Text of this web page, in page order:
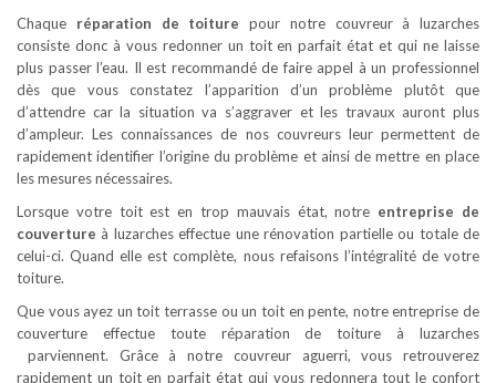
Chaque réparation de toiture pour notre couvreur à luzarches
consiste donc à vous redonner un toit en parfait état et qui ne laisse
plus passer l’eau. Il est recommandé de faire appel à un professionnel
dès que vous constatez l’apparition d’un problème plutôt que
d’attendre car la situation va s’aggraver et les travaux auront plus
d’ampleur. Les connaissances de nos couvreurs leur permettent de
rapidement identifier l’origine du problème et ainsi de mettre en place
les mesures nécessaires.
Lorsque votre toit est en trop mauvais état, notre entreprise de
couverture à luzarches effectue une rénovation partielle ou totale de
celui-ci. Quand elle est complète, nous refaisons l’intégralité de votre
toiture.
Que vous ayez un toit terrasse ou un toit en pente, notre entreprise de
couverture effectue toute réparation de toiture à luzarches
parviennent. Grâce à notre couvreur aguerri, vous retrouverez
rapidement un toit en parfait état qui vous redonnera tout le confort